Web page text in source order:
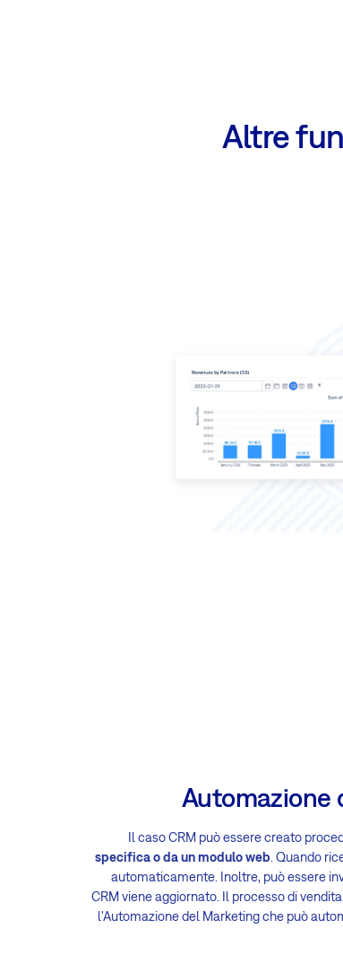
Altre
Automazione
Il caso CRM può essere creato
specifica o da un modulo web. Quando
automaticamente. Inoltre, può essere
CRM viene aggiornato. Il processo di
l'Automazione del Marketing che può